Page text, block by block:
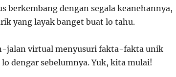
berkembang dengan segala keanehannya,
yang layak banget buat lo tahu.
jalan virtual menyusuri fakta-fakta unik
dengar sebelumnya. Yuk, kita mulai!